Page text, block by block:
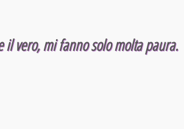
il vero, mi fanno solo molta paura.